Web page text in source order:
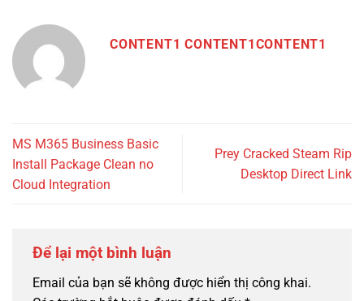
CONTENT1 CONTENT1CONTENT1
MS M365 Business Basic
Install Package Clean no
Cloud Integration
Prey Cracked Steam Rip
Desktop Direct Link
Để lại một bình luận
Email của bạn sẽ không được hiển thị công khai.